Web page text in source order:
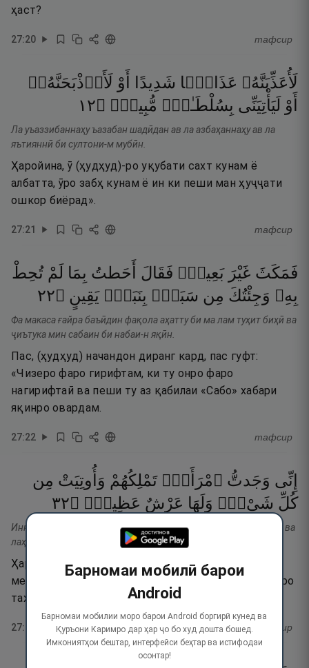
ҳаст?
27:20 тафсир
لَأُعَذِّبَنَّهُۥ عَذَابًۭا شَدِيدًا أَوْ لَأَا۟ذْبَحَنَّهُۥٓ
أَوْ لَيَأْتِيَنِّى بِسُلْطَـٰنٍۢ مُّبِينٍۢ ۝٢١
Ла уъаззибаннаҳу ъазабан шадӣдан ав ла азбаҳаннаҳу ав ла
яътияннӣ би султони-м мубӣн.
Ҳаройина, ӯ (ҳудҳуд)-ро уқубати сахт кунам ё
албатта, ӯро забҳ кунам ё ин ки пеши ман ҳуҷҷати
ошкор биёрад».
27:21 тафсир
فَمَكَثَ غَيْرَ بَعِيدٍۢ فَقَالَ أَحَطتُ بِمَا لَمْ تُحِطْ
بِهِۦ وَجِئْتُكَ مِن سَبَإٍۭ بِنَبَإٍۢ يَقِينٍ ۝٢٢
Фа макаса ғайра баъӣдин фақола аҳатту би ма лам туҳит биҳӣ ва
ҷиътука мин сабаин би набаи-н яқӣн.
Пас, (ҳудҳуд) начандон диранг кард, пас гуфт:
«Чизеро фаро гирифтам, ки ту онро фаро
нагирифтаӣ ва пеши ту аз қабилаи «Сабо» хабари
яқинро овардам.
27:22 тафсир
إِنِّى وَجَدتُّ ٱمْرَأَةًۭ تَمْلِكُهُمْ وَأُوتِيَتْ مِن
كُلِّ شَىْءٍۢ وَلَهَا عَرْشٌ عَظِيمٌۭ ۝٢٣
Иннӣ ваҷаттумраатан тамликуҳум ва утият мин кулли шай-ив ва
лаҳа ъаршун ъазӣм.
Ҳаройина, ман ёфтам, ки бар онҳо зане подшоҳӣ
мекунад ва аз ҳар неъмате ӯро дода шудааст ва ӯро
тахти бузурге ҳаст.
27: тафсир
Барномаи мобилӣ барои
Android
Барномаи мобилии моро барои Android боргирӣ кунед ва
Қуръони Каримро дар ҳар ҷо бо худ дошта бошед.
Имкониятҳои бештар, интерфейси беҳтар ва истифодаи
осонтар!